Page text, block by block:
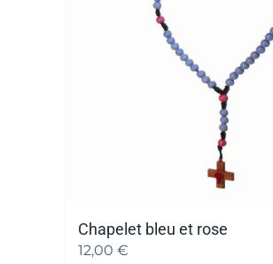
Chapelet bleu et rose
12,00 €